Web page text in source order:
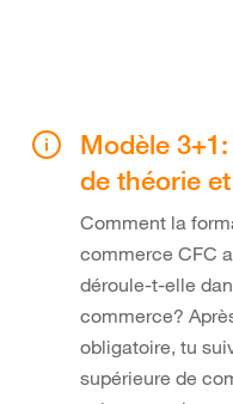
Modèle
de théorie
Comment la
commerce CFC
déroule-t-elle
commerce?
obligatoire, tu
supérieure de